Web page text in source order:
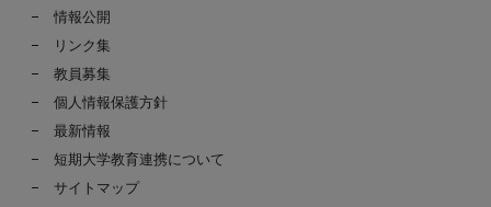
情報公開
リンク集
教員募集
個人情報保護方針
最新情報
短期大学教育連携について
サイトマップ